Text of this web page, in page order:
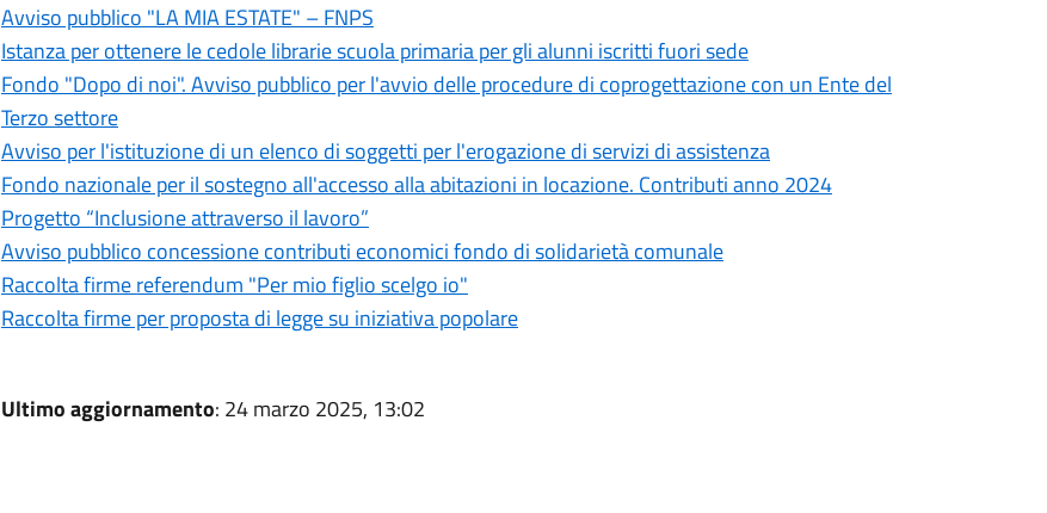
Avviso pubblico "LA MIA ESTATE" – FNPS
Istanza per ottenere le cedole librarie scuola primaria per gli alunni iscritti fuori sede
Fondo "Dopo di noi". Avviso pubblico per l'avvio delle procedure di coprogettazione con un Ente del
Terzo settore
Avviso per l'istituzione di un elenco di soggetti per l'erogazione di servizi di assistenza
Fondo nazionale per il sostegno all'accesso alla abitazioni in locazione. Contributi anno 2024
Progetto “Inclusione attraverso il lavoro”
Avviso pubblico concessione contributi economici fondo di solidarietà comunale
Raccolta firme referendum "Per mio figlio scelgo io"
Raccolta firme per proposta di legge su iniziativa popolare
Ultimo aggiornamento: 24 marzo 2025, 13:02